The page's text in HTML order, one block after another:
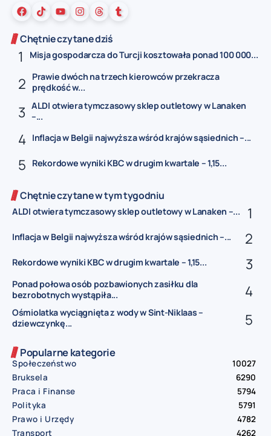
Chętnie czytane dziś
Misja gospodarcza do Turcji kosztowała ponad 100 000...
Prawie dwóch na trzech kierowców przekracza
prędkość w...
ALDI otwiera tymczasowy sklep outletowy w Lanaken
–...
Inflacja w Belgii najwyższa wśród krajów sąsiednich –...
Rekordowe wyniki KBC w drugim kwartale – 1,15...
Chętnie czytane w tym tygodniu
ALDI otwiera tymczasowy sklep outletowy w Lanaken –...
Inflacja w Belgii najwyższa wśród krajów sąsiednich –...
Rekordowe wyniki KBC w drugim kwartale – 1,15...
Ponad połowa osób pozbawionych zasiłku dla
bezrobotnych wystąpiła...
Ośmiolatka wyciągnięta z wody w Sint-Niklaas –
dziewczynkę...
Popularne kategorie
Społeczeństwo
10027
Bruksela
6290
Praca i Finanse
5794
Polityka
5791
Prawo i Urzędy
4782
Transport
4262